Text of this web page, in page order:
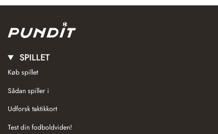
SPILLET
Køb spillet
Sådan spiller i
Udforsk taktikkort
Test din fodboldviden!